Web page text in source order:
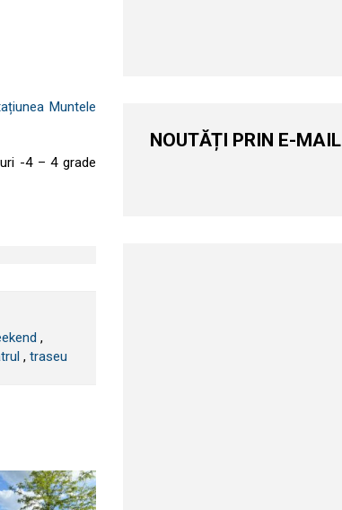
Muntele
-4 – 4 grade
,
, traseu
NOUTĂȚI PRIN E-MAIL